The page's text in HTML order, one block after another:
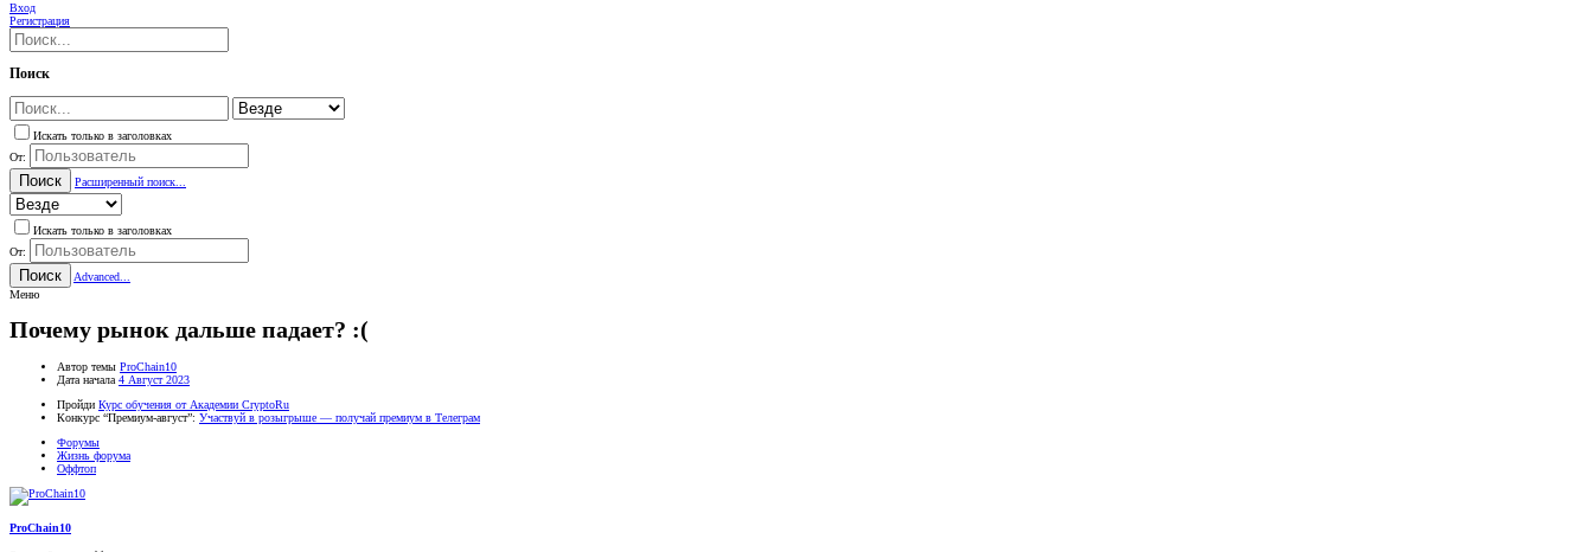
Вход
Регистрация
Поиск
Искать только в заголовках
От:
Поиск Расширенный поиск...
Искать только в заголовках
От:
Поиск
Advanced...
Меню
Почему рынок дальше падает? :(
Автор темы ProChain10
Дата начала 4 Август 2023
Пройди Курс обучения от Академии CryptoRu
Конкурс “Премиум-август”: Участвуй в розыгрыше — получай премиум в Телеграм
Форумы
Жизнь форума
Оффтоп
ProChain10